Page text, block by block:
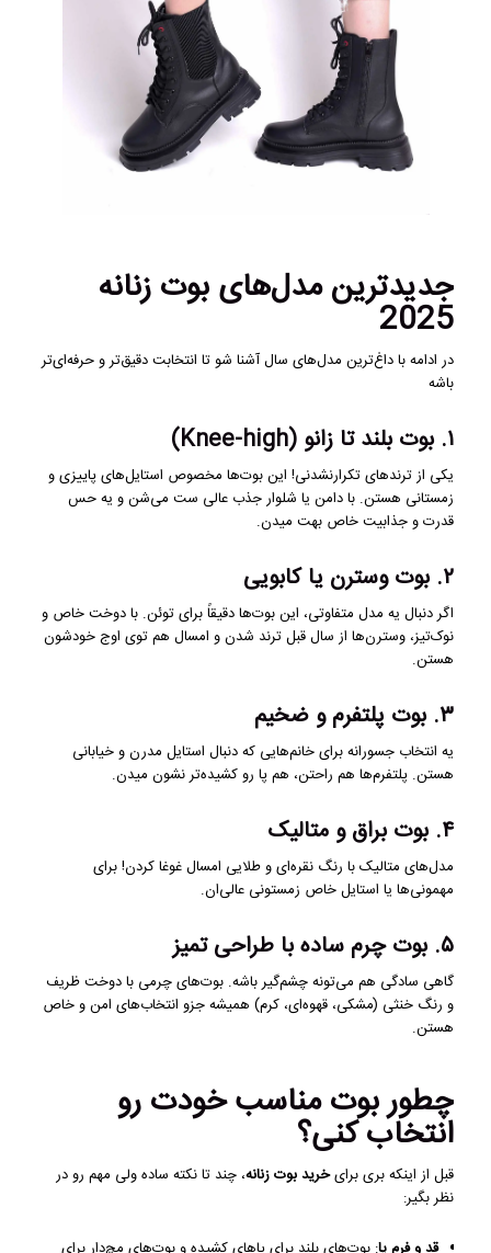
جدیدترین مدل‌های بوت زنانه
2025
در ادامه با داغ‌ترین مدل‌های سال آشنا شو تا انتخابت دقیق‌تر و حرفه‌ای‌تر
باشه
۱. بوت بلند تا زانو (Knee-high)
یکی از ترندهای تکرارنشدنی! این بوت‌ها مخصوص استایل‌های پاییزی و
زمستانی هستن. با دامن یا شلوار جذب عالی ست می‌شن و یه حس
قدرت و جذابیت خاص بهت میدن.
۲. بوت وسترن یا کابویی
اگر دنبال یه مدل متفاوتی، این بوت‌ها دقیقاً برای توئن. با دوخت خاص و
نوک‌تیز، وسترن‌ها از سال قبل ترند شدن و امسال هم توی اوج خودشون
هستن.
۳. بوت پلتفرم و ضخیم
یه انتخاب جسورانه برای خانم‌هایی که دنبال استایل مدرن و خیابانی
هستن. پلتفرم‌ها هم راحتن، هم پا رو کشیده‌تر نشون میدن.
۴. بوت براق و متالیک
مدل‌های متالیک با رنگ نقره‌ای و طلایی امسال غوغا کردن! برای
مهمونی‌ها یا استایل خاص زمستونی عالی‌ان.
۵. بوت چرم ساده با طراحی تمیز
گاهی سادگی هم می‌تونه چشم‌گیر باشه. بوت‌های چرمی با دوخت ظریف
و رنگ خنثی (مشکی، قهوه‌ای، کرم) همیشه جزو انتخاب‌های امن و خاص
هستن.
چطور بوت مناسب خودت رو
انتخاب کنی؟
قبل از اینکه بری برایخرید بوت زنانه، چند تا نکته ساده ولی مهم رو در
نظر بگیر: